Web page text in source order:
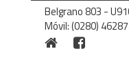
Belgrano 803 -
Móvil: (0280)